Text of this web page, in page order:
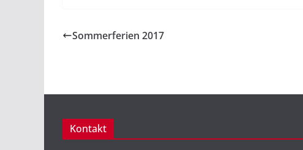
Sommerferien 2017
Kontakt